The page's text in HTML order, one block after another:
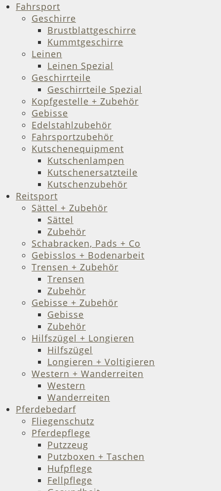
Fahrsport
Geschirre
Brustblattgeschirre
Kummtgeschirre
Leinen
Leinen Spezial
Geschirrteile
Geschirrteile Spezial
Kopfgestelle + Zubehör
Gebisse
Edelstahlzubehör
Fahrsportzubehör
Kutschenequipment
Kutschenlampen
Kutschenersatzteile
Kutschenzubehör
Reitsport
Sättel + Zubehör
Sättel
Zubehör
Schabracken, Pads + Co
Gebisslos + Bodenarbeit
Trensen + Zubehör
Trensen
Zubehör
Gebisse + Zubehör
Gebisse
Zubehör
Hilfszügel + Longieren
Hilfszügel
Longieren + Voltigieren
Western + Wanderreiten
Western
Wanderreiten
Pferdebedarf
Fliegenschutz
Pferdepflege
Putzzeug
Putzboxen + Taschen
Hufpflege
Fellpflege